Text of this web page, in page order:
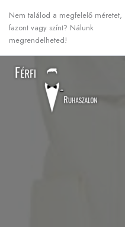
Nem találod a megfelelő méretet,
fazont vagy színt? Nálunk
megrendelheted!